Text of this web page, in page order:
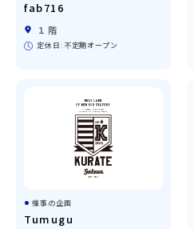
fab716
１階
定休日:不定期オープン
催事の企画
Tumugu